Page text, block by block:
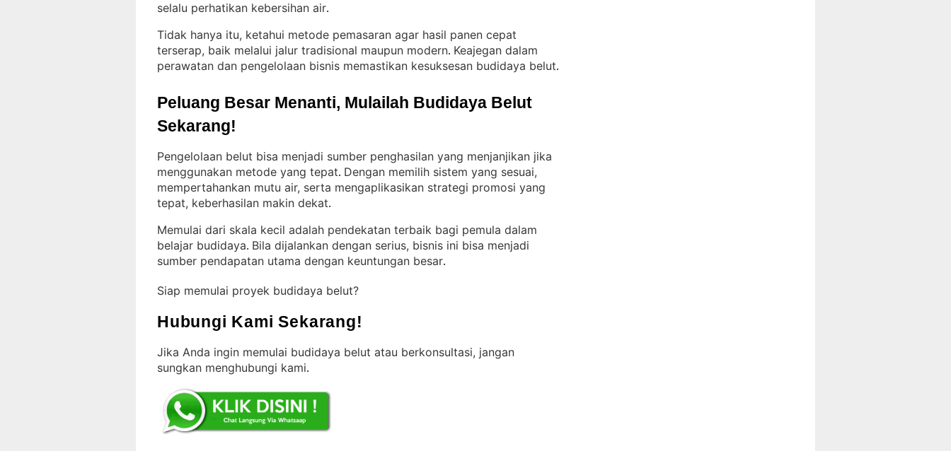
selalu perhatikan kebersihan air.
Tidak hanya itu, ketahui metode pemasaran agar hasil panen cepat
terserap, baik melalui jalur tradisional maupun modern. Keajegan dalam
perawatan dan pengelolaan bisnis memastikan kesuksesan budidaya belut.
Peluang Besar Menanti, Mulailah Budidaya Belut
Sekarang!
Pengelolaan belut bisa menjadi sumber penghasilan yang menjanjikan jika
menggunakan metode yang tepat. Dengan memilih sistem yang sesuai,
mempertahankan mutu air, serta mengaplikasikan strategi promosi yang
tepat, keberhasilan makin dekat.
Memulai dari skala kecil adalah pendekatan terbaik bagi pemula dalam
belajar budidaya. Bila dijalankan dengan serius, bisnis ini bisa menjadi
sumber pendapatan utama dengan keuntungan besar.
Siap memulai proyek budidaya belut?
Hubungi Kami Sekarang!
Jika Anda ingin memulai budidaya belut atau berkonsultasi, jangan
sungkan menghubungi kami.